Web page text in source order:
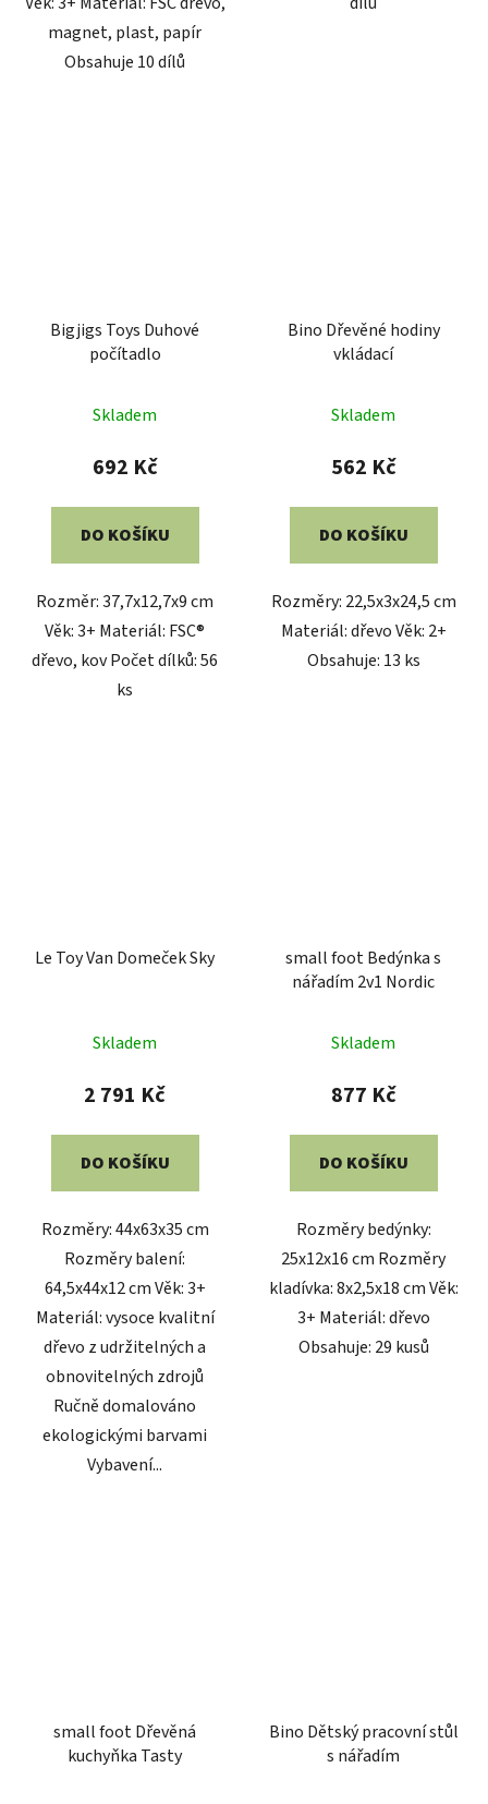
magnet, plast, papír
Obsahuje 10 dílů
Bigjigs Toys Duhové
počítadlo
Skladem
692 Kč
DO KOŠÍKU
Rozměr: 37,7x12,7x9 cm
Věk: 3+ Materiál: FSC®
dřevo, kov Počet dílků: 56
ks
Bino Dřevěné hodiny
vkládací
Skladem
562 Kč
DO KOŠÍKU
Rozměry: 22,5x3x24,5 cm
Materiál: dřevo Věk: 2+
Obsahuje: 13 ks
Le Toy Van Domeček Sky
Skladem
2 791 Kč
DO KOŠÍKU
Rozměry: 44x63x35 cm
Rozměry balení:
64,5x44x12 cm Věk: 3+
Materiál: vysoce kvalitní
dřevo z udržitelných a
obnovitelných zdrojů
Ručně domalováno
ekologickými barvami
Vybavení...
small foot Bedýnka s
nářadím 2v1 Nordic
Skladem
877 Kč
DO KOŠÍKU
Rozměry bedýnky:
25x12x16 cm Rozměry
kladívka: 8x2,5x18 cm Věk:
3+ Materiál: dřevo
Obsahuje: 29 kusů
small foot Dřevěná
kuchyňka Tasty
Bino Dětský pracovní stůl
s nářadím